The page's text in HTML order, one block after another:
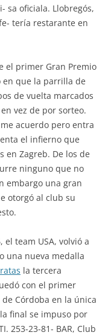
sa oficiala. Llobregós,
tería restarante en
el primer Gran Premio
que la parrilla de
de vuelta marcados
vez de por sorteo.
acuerdo pero entra
el infierno que
en Zagreb. De los de
ninguno que no
embargo una gran
otorgó al club su
el team USA, volvió a
una nueva medalla
la tercera
con el primer
Córdoba en la única
final se impuso por
253-23-81- BAR, Club